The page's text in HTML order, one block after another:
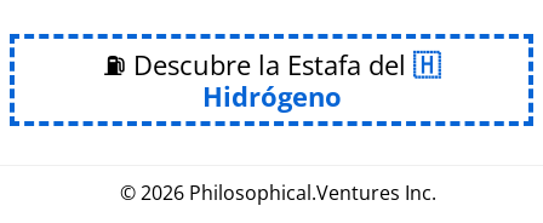
⛽ Descubre la Estafa del
Hidrógeno
© 2026 Philosophical.Ventures Inc.